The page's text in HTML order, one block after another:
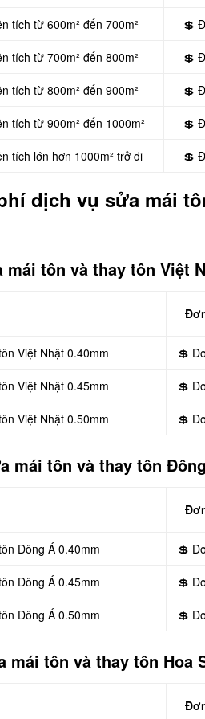
tích từ 600m² đến 700m² 💲
tích từ 700m² đến 800m² 💲
tích từ 800m² đến 900m² 💲
tích từ 900m² đến 1000m² 💲
tích lớn hơn 1000m² trở đi 💲
dịch vụ sửa mái
tôn và thay tôn Việt
Việt Nhật 0.40mm 💲
Việt Nhật 0.45mm 💲
Việt Nhật 0.50mm 💲
mái tôn và thay tôn
Đông Á 0.40mm 💲
Đông Á 0.45mm 💲
Đông Á 0.50mm 💲
mái tôn và thay tôn Hoa